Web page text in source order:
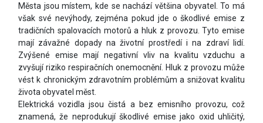
Města jsou místem, kde se nachází většina obyvatel. To má
však své nevýhody, zejména pokud jde o škodlivé emise z
tradičních spalovacích motorů a hluk z provozu. Tyto emise
mají závažné dopady na životní prostředí i na zdraví lidí.
Zvýšené emise mají negativní vliv na kvalitu vzduchu a
zvyšují riziko respiračních onemocnění. Hluk z provozu může
vést k chronickým zdravotním problémům a snižovat kvalitu
života obyvatel měst.
Elektrická vozidla jsou čistá a bez emisního provozu, což
znamená, že neprodukují škodlivé emise jako oxid uhličitý,